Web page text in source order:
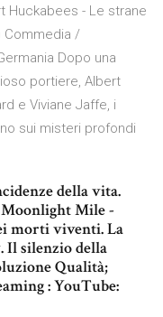
Huckabees - Le strane
Commedia /
Dopo una
portiere, Albert
e Viviane Jaffe, i
sui misteri profondi
della vita.
Mile -
morti viventi. La
Il silenzio della
Qualità;
: YouTube: